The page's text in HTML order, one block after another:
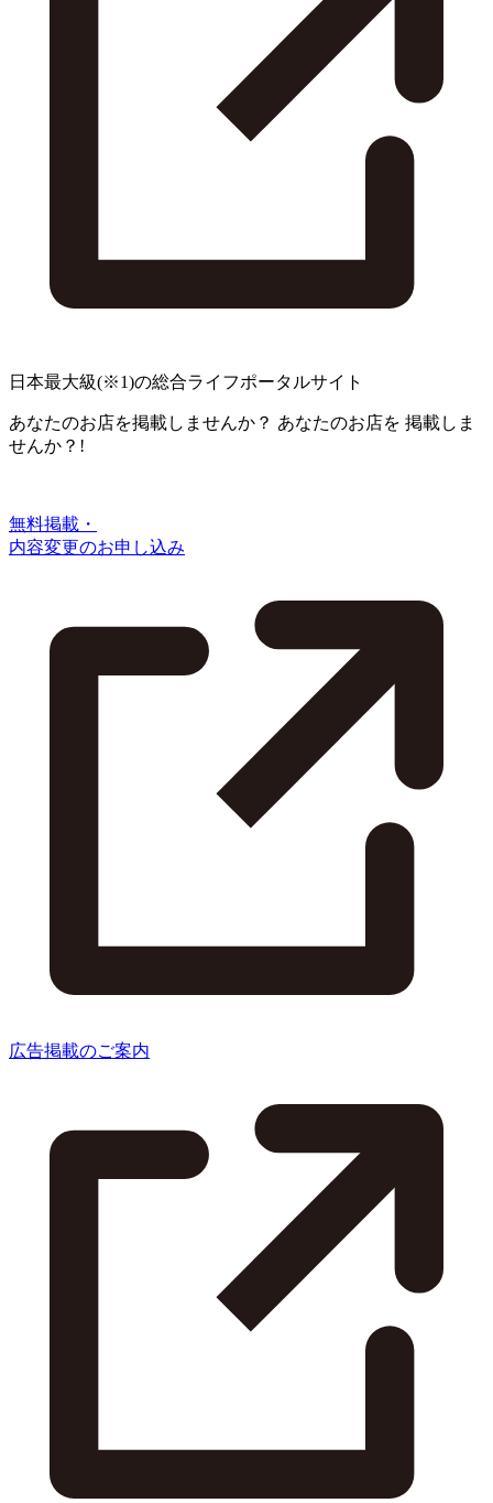
日本最大級(※1)の総合ライフポータルサイト
あなたのお店を掲載しませんか？ あなたのお店を 掲載しま
せんか？!
無料掲載・
内容変更のお申し込み
広告掲載のご案内